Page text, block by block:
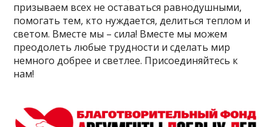
призываем всех не оставаться равнодушными,
помогать тем, кто нуждается, делиться теплом и
светом. Вместе мы – сила! Вместе мы можем
преодолеть любые трудности и сделать мир
немного добрее и светлее. Присоединяйтесь к
нам!